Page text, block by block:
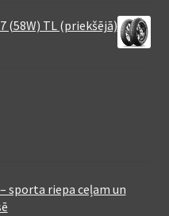
(58W) TL (priekšējā)
sporta riepa ceļam un